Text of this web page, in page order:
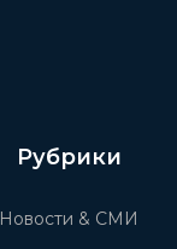
Рубрики
Новости & СМИ